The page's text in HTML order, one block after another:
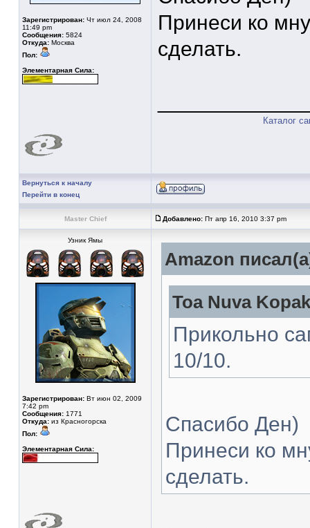
Зарегистрирован: Чт июл 24, 2008
11:49 pm
Сообщения: 5824
Откуда: Москва
Пол:
Элементарная Сила:
Принеси ко
сделать.
Каталог
Вернуться к началу
Перейти в конец
Master Chief Добавлено: Пт апр 16, 2010 3:37 pm
Узник Ямы
Зарегистрирован: Вт июн 02, 2009
7:42 pm
Сообщения: 1771
Откуда: из Красногорска
Пол:
Элементарная Сила:
Amazon
Toa Nuva
Прикольно
10/10.
Спасибо Ден)
Принеси ко
сделать.